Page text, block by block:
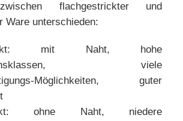
flachgestrickter und
Ware unterschieden:
mit Naht, hohe
viele
Möglichkeiten, guter
ohne Naht, niedere